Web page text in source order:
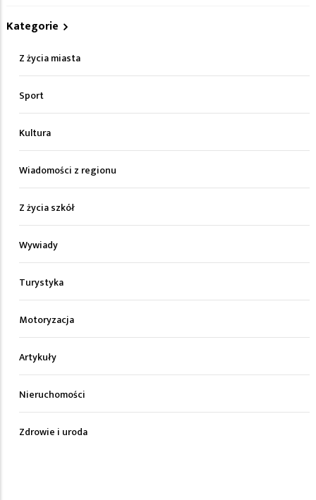
Kategorie
Z życia miasta
Sport
Kultura
Wiadomości z regionu
Z życia szkół
Wywiady
Turystyka
Motoryzacja
Artykuły
Nieruchomości
Zdrowie i uroda